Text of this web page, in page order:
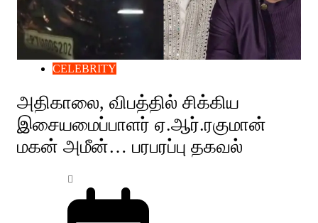
CELEBRITY
அதிகாலை, விபத்தில் சிக்கிய
இசையமைப்பாளர் ஏ.ஆர்.ரகுமான்
மகன் அமீன்… பரபரப்பு தகவல்